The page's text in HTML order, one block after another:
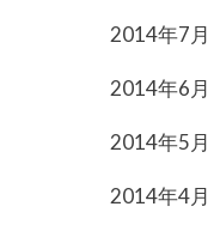
2014年7月
2014年6月
2014年5月
2014年4月